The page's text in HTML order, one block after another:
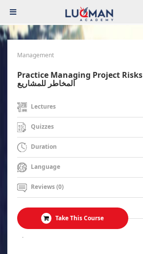
Management
Practice Managing Project Risks تطبيق إدارة
المخاطر للمشاريع
Lectures
Quizzes
Duration
Language
Reviews (0)
Take This Course
.